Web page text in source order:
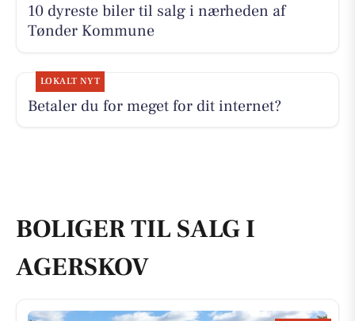
10 dyreste biler til salg i nærheden af
Tønder Kommune
LOKALT NYT
Betaler du for meget for dit internet?
BOLIGER TIL SALG I
AGERSKOV